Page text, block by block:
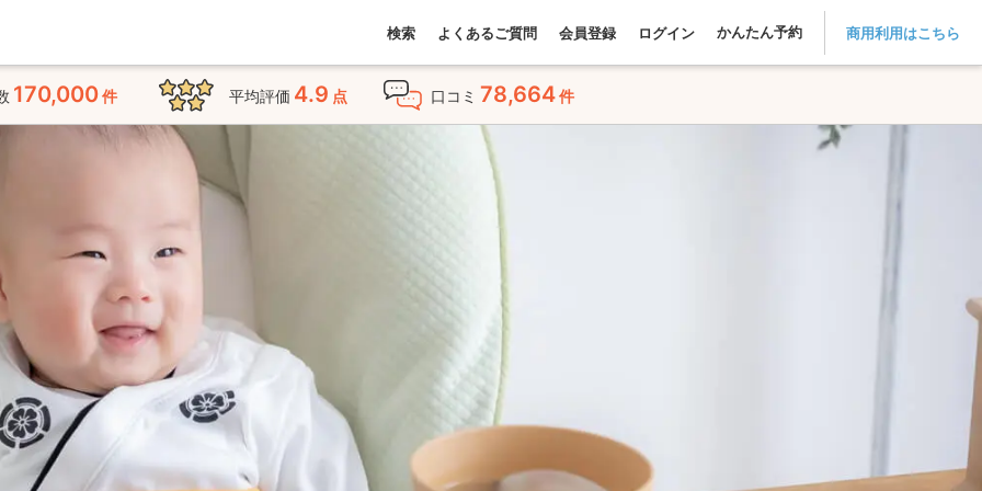
検索 よくあるご質問 会員登録 ログイン かんたん予約 商用利用はこちら
170,000件 平均評価 4.9 点 口コミ 78,664件